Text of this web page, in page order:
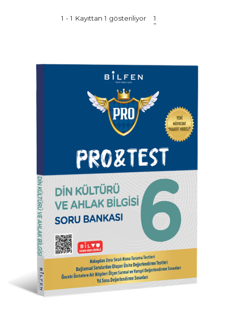
1 - 1 Kayıttan 1 gösteriliyor 1